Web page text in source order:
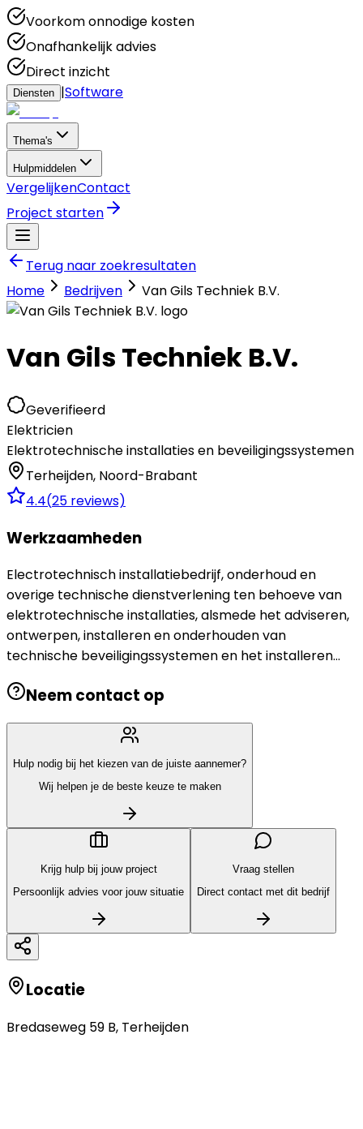
Voorkom onnodige kosten
Onafhankelijk advies
Direct inzicht
Diensten |Software
Thema's
Hulpmiddelen
VergelijkenContact
Project starten
Terug naar zoekresultaten
Home
Bedrijven Van Gils Techniek B.V.
Van Gils Techniek B.V.
Geverifieerd
Elektricien
Elektrotechnische installaties en beveiligingssystemen
Terheijden, Noord-Brabant
4.4(25 reviews)
Werkzaamheden
Electrotechnisch installatiebedrijf, onderhoud en
overige technische dienstverlening ten behoeve van
elektrotechnische installaties, alsmede het adviseren,
ontwerpen, installeren en onderhouden van
technische beveiligingssystemen en het installeren...
Neem contact op
Hulp nodig bij het kiezen van de juiste aannemer?
Wij helpen je de beste keuze te maken
Krijg hulp bij jouw project
Persoonlijk advies voor jouw situatie
Vraag stellen
Direct contact met dit bedrijf
Locatie
Bredaseweg 59 B, Terheijden